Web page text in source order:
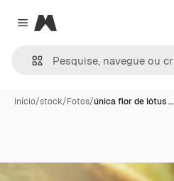
Close menu
Magnific
Início/stock/Fotos/única flor de lótus …